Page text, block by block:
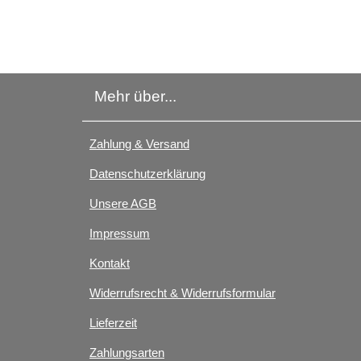
Mehr über...
Zahlung & Versand
Datenschutzerklärung
Unsere AGB
Impressum
Kontakt
Widerrufsrecht & Widerrufsformular
Lieferzeit
Zahlungsarten